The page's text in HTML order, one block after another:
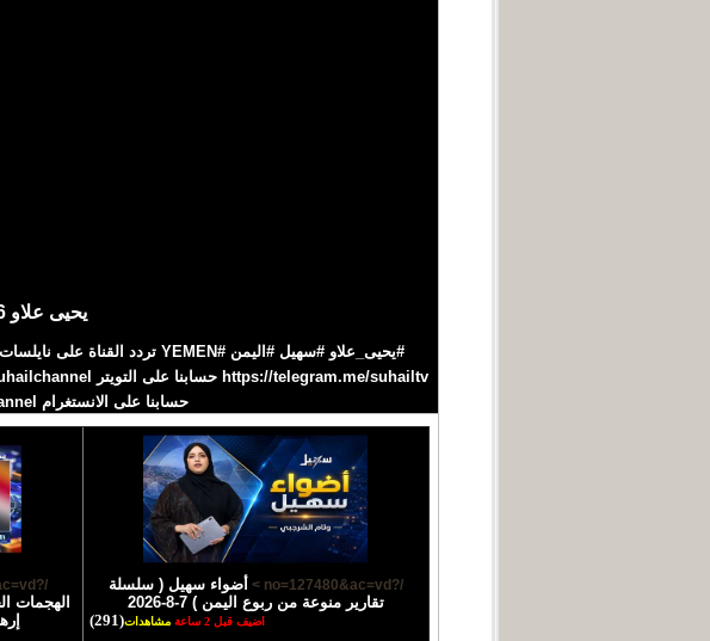
يحيى علاو 16 عاماً من الغياب وحضور لا يغادر الذاكرة
حسابنا على الانستغرام https://www.instagram.com/suhail.channel/ قناة_سهيل# ‪
/?no=127480&ac=vd >
أضواء سهيل ( سلسلة
تقارير منوعة من ربوع اليمن ) 7-8-2026
اضيف قبل 2 ساعة مشاهدات(291)
/?no=127479&ac=vd >
الهجمات